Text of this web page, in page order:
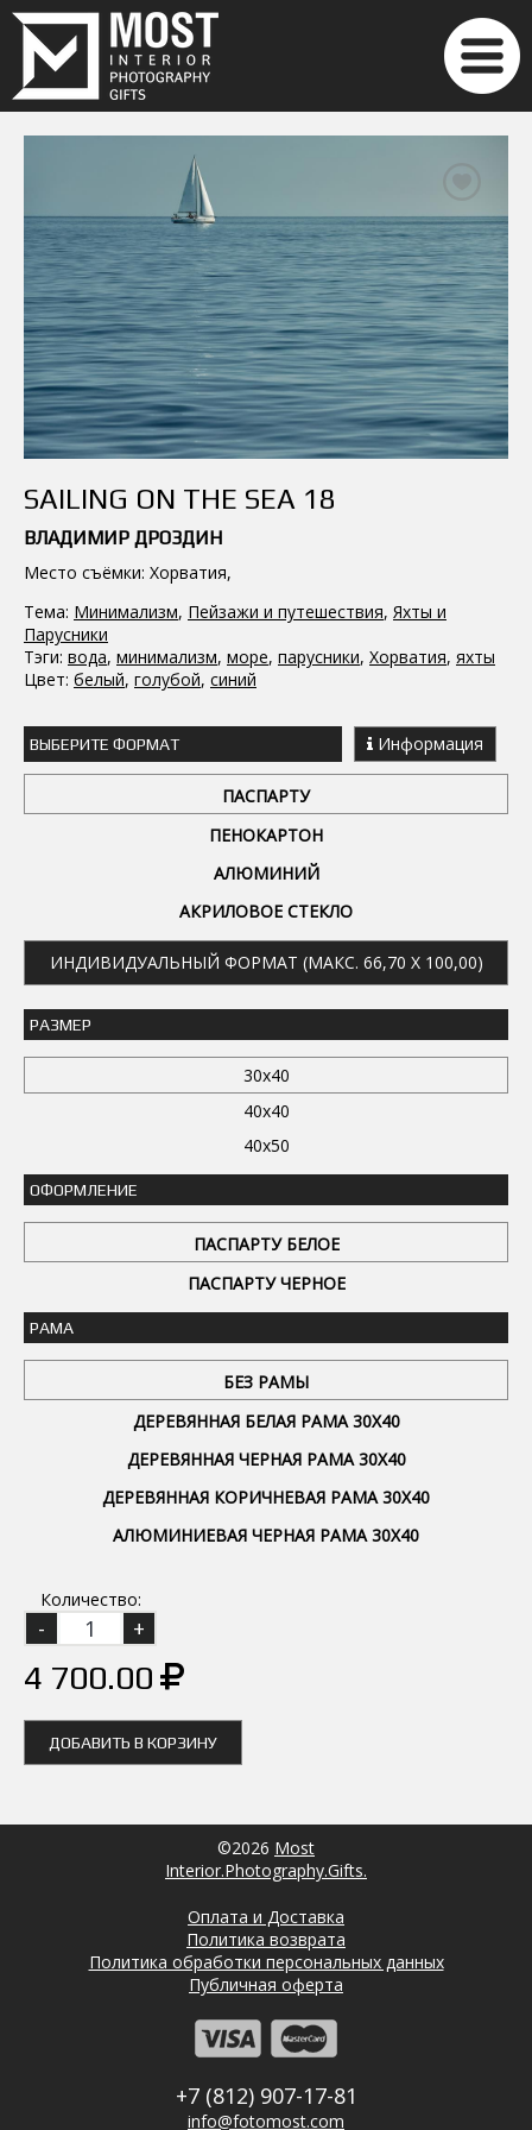
SAILING ON THE SEA 18
ВЛАДИМИР ДРОЗДИН
Место съёмки: Хорватия,
Тема: Минимализм, Пейзажи и путешествия, Яхты и
Парусники
Тэги: вода, минимализм, море, парусники, Хорватия, яхты
Цвет: белый, голубой, синий
ВЫБЕРИТЕ ФОРМАТ Информация
ПАСПАРТУ
ПЕНОКАРТОН
АЛЮМИНИЙ
АКРИЛОВОЕ СТЕКЛО
ИНДИВИДУАЛЬНЫЙ ФОРМАТ (МАКС. 66,70 X 100,00)
РАЗМЕР
30x40
40x40
40x50
ОФОРМЛЕНИЕ
ПАСПАРТУ БЕЛОЕ
ПАСПАРТУ ЧЕРНОЕ
РАМА
БЕЗ РАМЫ
ДЕРЕВЯННАЯ БЕЛАЯ РАМА 30Х40
ДЕРЕВЯННАЯ ЧЕРНАЯ РАМА 30Х40
ДЕРЕВЯННАЯ КОРИЧНЕВАЯ РАМА 30Х40
АЛЮМИНИЕВАЯ ЧЕРНАЯ РАМА 30Х40
Количество:
4 700.00
ДОБАВИТЬ В КОРЗИНУ
©2026 Most
Interior.Photography.Gifts.
Оплата и Доставка
Политика возврата
Политика обработки персональных данных
Публичная оферта
+7 (812) 907-17-81
info@fotomost.com